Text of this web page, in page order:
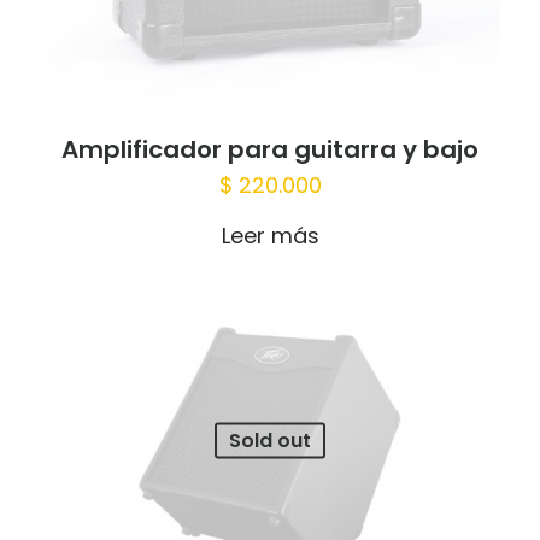
Amplificador para guitarra y bajo
$ 220.000
Leer más
Sold out